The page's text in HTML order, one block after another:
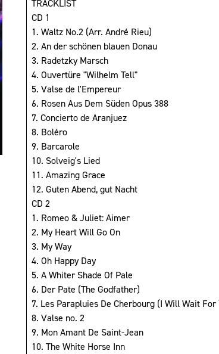
TRACKLIST
CD 1
1. Waltz No.2 (Arr. André Rieu)
2. An der schönen blauen Donau
3. Radetzky Marsch
4. Ouvertüre "Wilhelm Tell"
5. Valse de l'Empereur
6. Rosen Aus Dem Süden Opus 388
7. Concierto de Aranjuez
8. Boléro
9. Barcarole
10. Solveig's Lied
11. Amazing Grace
12. Guten Abend, gut Nacht
CD 2
1. Romeo & Juliet: Aimer
2. My Heart Will Go On
3. My Way
4. Oh Happy Day
5. A Whiter Shade Of Pale
6. Der Pate (The Godfather)
7. Les Parapluies De Cherbourg (I Will Wait For
8. Valse no. 2
9. Mon Amant De Saint-Jean
10. The White Horse Inn